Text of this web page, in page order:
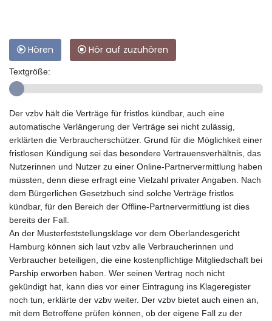
Hören Hör auf zuzuhören
Textgröße:
Der vzbv hält die Verträge für fristlos kündbar, auch eine
automatische Verlängerung der Verträge sei nicht zulässig,
erklärten die Verbraucherschützer. Grund für die Möglichkeit einer
fristlosen Kündigung sei das besondere Vertrauensverhältnis, das
Nutzerinnen und Nutzer zu einer Online-Partnervermittlung haben
müssten, denn diese erfragt eine Vielzahl privater Angaben. Nach
dem Bürgerlichen Gesetzbuch sind solche Verträge fristlos
kündbar, für den Bereich der Offline-Partnervermittlung ist dies
bereits der Fall.
An der Musterfeststellungsklage vor dem Oberlandesgericht
Hamburg können sich laut vzbv alle Verbraucherinnen und
Verbraucher beteiligen, die eine kostenpflichtige Mitgliedschaft bei
Parship erworben haben. Wer seinen Vertrag noch nicht
gekündigt hat, kann dies vor einer Eintragung ins Klageregister
noch tun, erklärte der vzbv weiter. Der vzbv bietet auch einen an,
mit dem Betroffene prüfen können, ob der eigene Fall zu der